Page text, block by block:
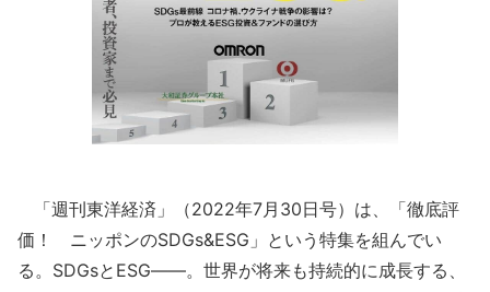
「週刊東洋経済」（2022年7月30日号）は、「徹底評
価！ ニッポンのSDGs&ESG」という特集を組んでい
る。SDGsとESG――。世界が将来も持続的に成長する、